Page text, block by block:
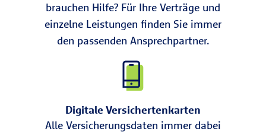
brauchen Hilfe? Für Ihre Verträge und
einzelne Leistungen finden Sie immer
den passenden Ansprechpartner.
Digitale Versichertenkarten
Alle Versicherungsdaten immer dabei